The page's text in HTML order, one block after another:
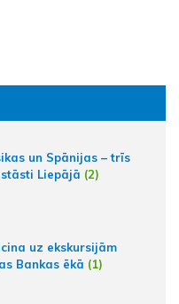
un Spānijas – trīs
Liepājā (2)
uz ekskursijām
Bankas ēkā (1)